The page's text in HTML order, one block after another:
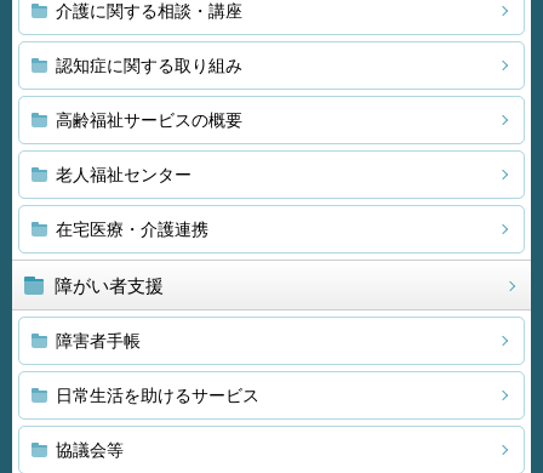
介護に関する相談・講座
認知症に関する取り組み
高齢福祉サービスの概要
老人福祉センター
在宅医療・介護連携
障がい者支援
障害者手帳
日常生活を助けるサービス
協議会等